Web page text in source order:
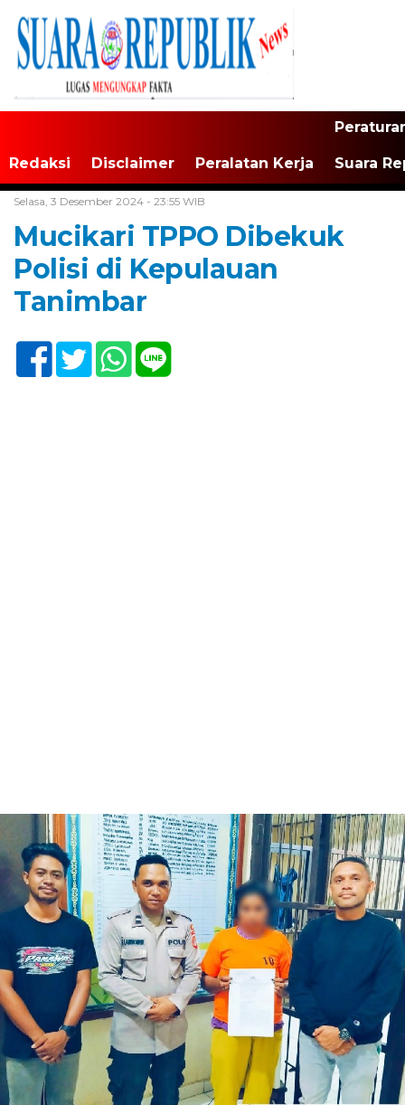
Redaksi Disclaimer Peralatan Kerja Suara
Selasa, 3 Desember 2024 - 23:55 WIB
Mucikari TPPO Dibekuk
Polisi di Kepulauan
Tanimbar